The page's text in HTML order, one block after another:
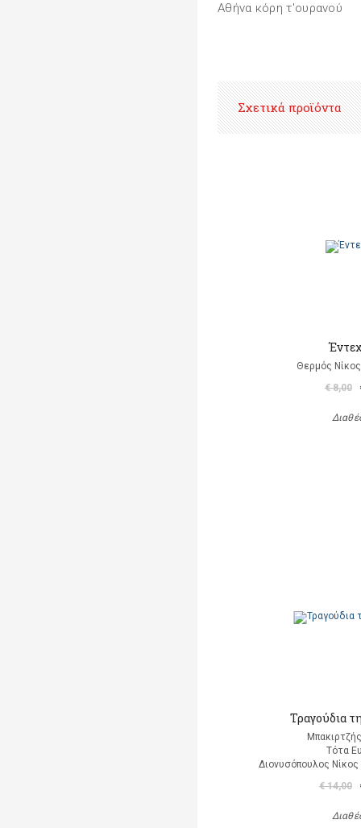
Αθήνα κόρη τ'ουρανού
Σχετικά προϊόντα
Θερμός
€ 8,00
Τραγούδια
Τότα
Διονυσόπουλος Νίκος
€ 14,00